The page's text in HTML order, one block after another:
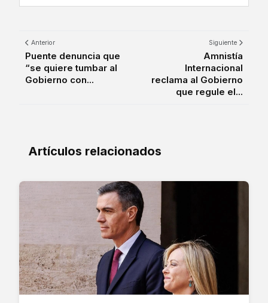
Anterior
Puente denuncia que
“se quiere tumbar al
Gobierno con...
Siguiente
Amnistía
Internacional
reclama al Gobierno
que regule el...
Artículos relacionados